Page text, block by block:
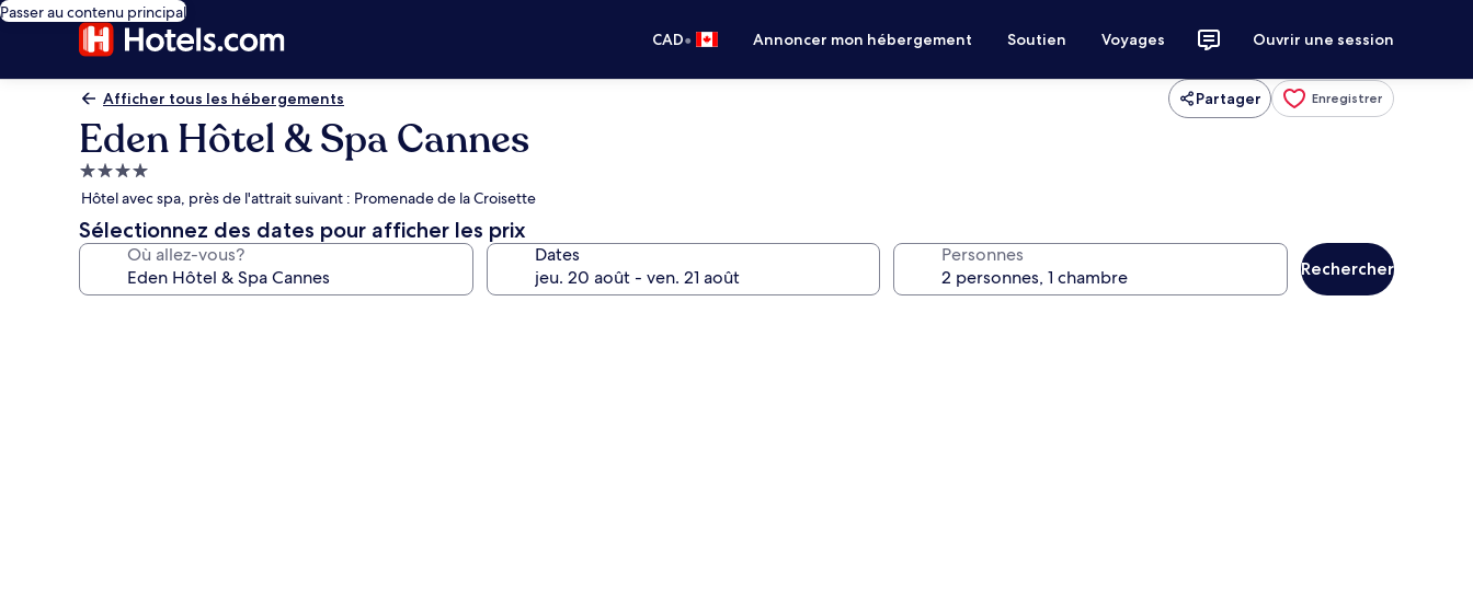
Passer au contenu principal
CAD• Annoncer mon hébergement Soutien Voyages Ouvrir une session
Afficher tous les hébergements Partager Enregistrer
Eden Hôtel & Spa Cannes
Hébergement
4.0 étoiles
Hôtel avec spa, près de l'attrait suivant : Promenade de la Croisette
Sélectionnez des dates pour afficher les prix
Où allez-vous? Dates Personnes
Rechercher